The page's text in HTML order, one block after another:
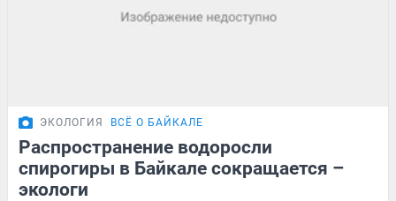
ЭКОЛОГИЯ ВСЁ О БАЙКАЛЕ
Распространение водоросли
спирогиры в Байкале сокращается –
экологи